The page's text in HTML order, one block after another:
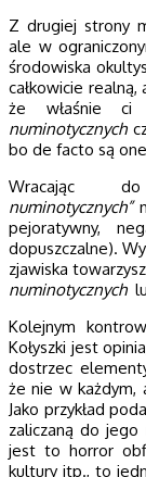
Z drugiej strony
ale w
środowiska
całkowicie
że właśnie ci
numinotycznych
bo de facto są
Wracając
numinotycznych”
pejoratywny,
dopuszczalne).
zjawiska
numinotycznych
Kolejnym
Kołyszki jest
dostrzec
że nie w każdym,
Jako przykład
zaliczaną do jego
jest to horror
kultury itp., to